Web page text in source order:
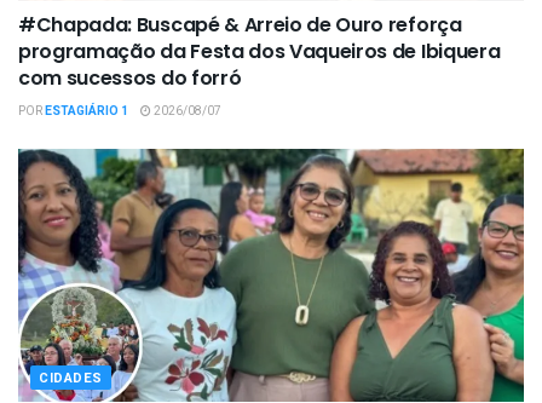
#Chapada: Buscapé & Arreio de Ouro reforça
programação da Festa dos Vaqueiros de Ibiquera
com sucessos do forró
PORESTAGIÁRIO 1 2026/08/07
CIDADES